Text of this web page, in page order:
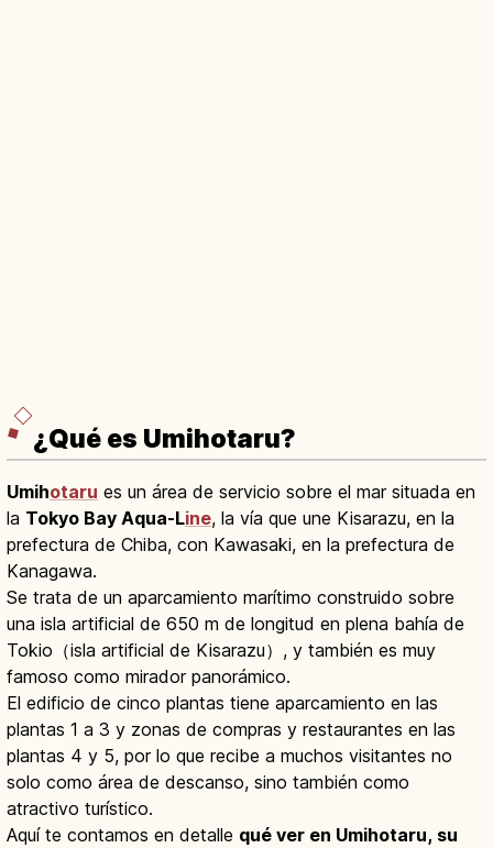
¿Qué es Umihotaru?
Umihotaru es un área de servicio sobre el mar situada en
la Tokyo Bay Aqua-Line, la vía que une Kisarazu, en la
prefectura de Chiba, con Kawasaki, en la prefectura de
Kanagawa.
Se trata de un aparcamiento marítimo construido sobre
una isla artificial de 650 m de longitud en plena bahía de
Tokio（isla artificial de Kisarazu）, y también es muy
famoso como mirador panorámico.
El edificio de cinco plantas tiene aparcamiento en las
plantas 1 a 3 y zonas de compras y restaurantes en las
plantas 4 y 5, por lo que recibe a muchos visitantes no
solo como área de descanso, sino también como
atractivo turístico.
Aquí te contamos en detalle qué ver en Umihotaru, su